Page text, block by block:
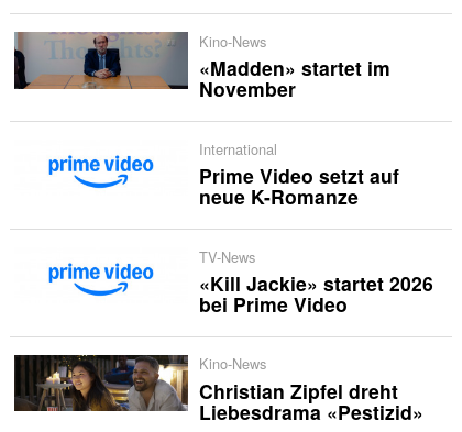
Kino-News
«Madden» startet im
November
International
Prime Video setzt auf
neue K-Romanze
TV-News
«Kill Jackie» startet 2026
bei Prime Video
Kino-News
Christian Zipfel dreht
Liebesdrama «Pestizid»